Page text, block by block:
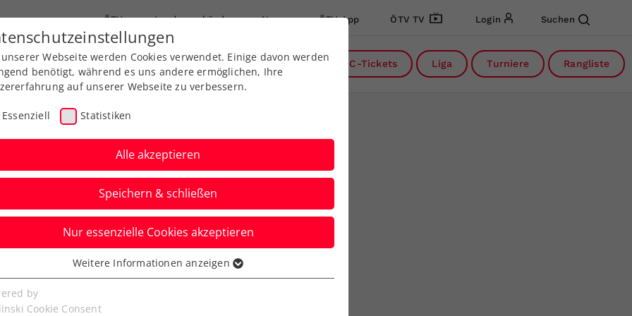
ÖTV Landesverbände News ÖTV App ÖTV TV Login Suchen
Ausbildungen Services Über uns DC-Tickets Liga Turniere Rangliste
Open powered
löst Viertelfinalticket
Webseite werden Cookies verwendet. Einige davon werden
benötigt, während es uns andere ermöglichen, Ihre
auf unserer Webseite zu verbessern.
Essenziell Statistiken
Alle akzeptieren
Speichern & schließen
Nur essenzielle Cookies akzeptieren
Cookies werden für grundlegende Funktionen der
benötigt. Dadurch ist gewährleistet, dass die Webseite
Weitere Informationen anzeigen
by
Cookie Consent